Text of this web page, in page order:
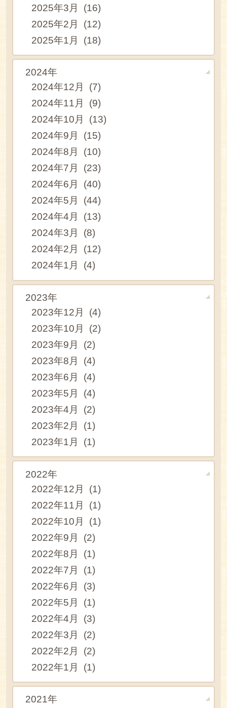
2025年3月 (16)
2025年2月 (12)
2025年1月 (18)
2024年
2024年12月 (7)
2024年11月 (9)
2024年10月 (13)
2024年9月 (15)
2024年8月 (10)
2024年7月 (23)
2024年6月 (40)
2024年5月 (44)
2024年4月 (13)
2024年3月 (8)
2024年2月 (12)
2024年1月 (4)
2023年
2023年12月 (4)
2023年10月 (2)
2023年9月 (2)
2023年8月 (4)
2023年6月 (4)
2023年5月 (4)
2023年4月 (2)
2023年2月 (1)
2023年1月 (1)
2022年
2022年12月 (1)
2022年11月 (1)
2022年10月 (1)
2022年9月 (2)
2022年8月 (1)
2022年7月 (1)
2022年6月 (3)
2022年5月 (1)
2022年4月 (3)
2022年3月 (2)
2022年2月 (2)
2022年1月 (1)
2021年